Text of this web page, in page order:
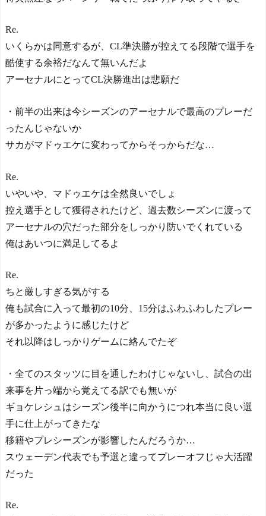
Re.
いくらかは同意するが、CL準決勝が控えてる段階で選手を
酷使する余裕だなんて無いんだよ
アーセナルにとってCL決勝進出は悲願だ
・前半の出来は今シーズンのアーセナルで最高のプレーだ
ったんじゃないか
サカがマドゥエケに変わってからそっからだな…
Re.
いやいや、マドゥエケは全然良いでしょ
控え選手として獲得されたけど、過去数シーズンに渡って
アーセナルの穴だった部分をしっかり防いでくれている
俺はあいつに満足してるよ
Re.
ちと厳しすぎる気がする
俺も試合に入って最初の10分、15分はふわふわしたプレー
が多かったように感じたけど
それ以降はしっかりゲームに絡んでたぞ
・全てのスタッツに目を通したわけじゃないし、試合の出
来事を片っ端から覚えてる訳でも無いが
ギョケレシュはシーズン後半に向かうにつれ本当に良い選
手に仕上がってきたな
移籍やプレシーズンが影響したんだろうか…
スウェーデン代表でも予選と違ってプレーオフじゃ大活躍
だった
Re.